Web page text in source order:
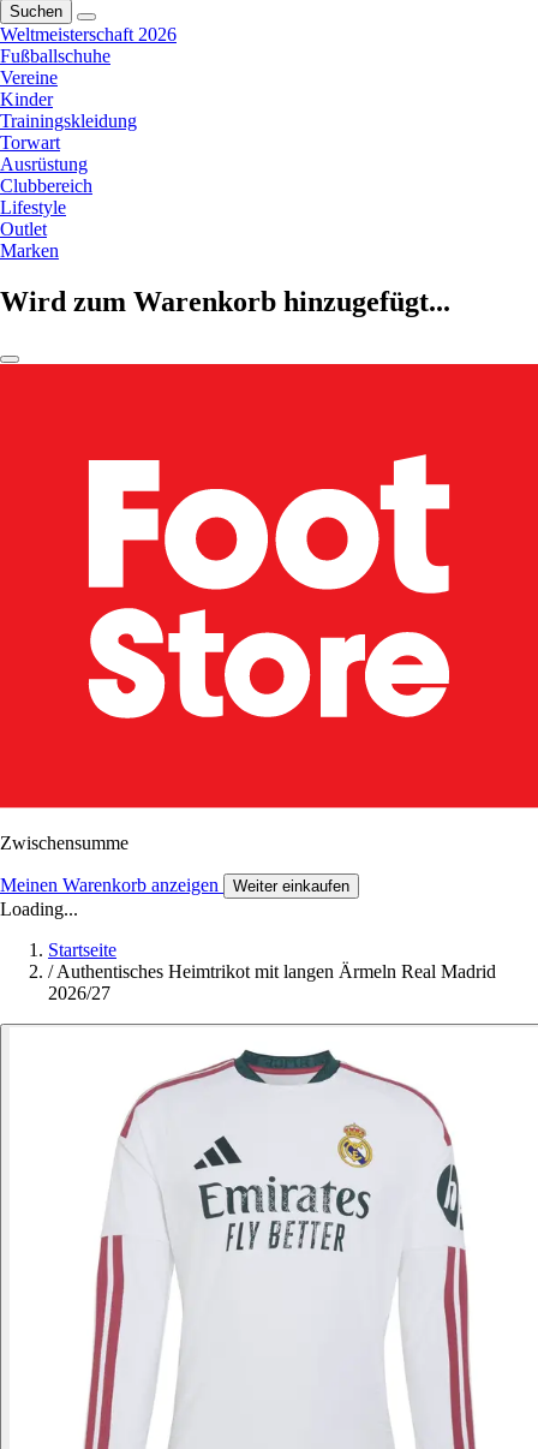
Suchen
Weltmeisterschaft 2026
Fußballschuhe
Vereine
Kinder
Trainingskleidung
Torwart
Ausrüstung
Clubbereich
Lifestyle
Outlet
Marken
Wird zum Warenkorb hinzugefügt...
Zwischensumme
Meinen Warenkorb anzeigen Weiter einkaufen
Loading...
Startseite
/ Authentisches Heimtrikot mit langen Ärmeln Real Madrid
2026/27